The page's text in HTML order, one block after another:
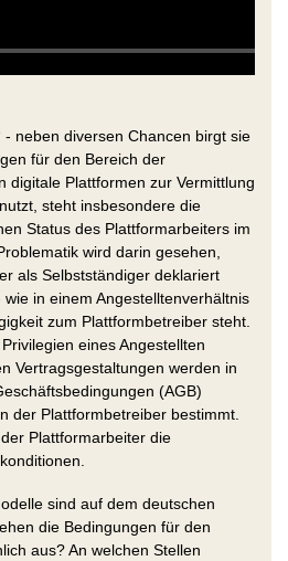
- neben diversen Chancen birgt sie
für den Bereich der
digitale Plattformen zur Vermittlung
steht insbesondere die
Status des Plattformarbeiters im
wird darin gesehen,
als Selbstständiger deklariert
in einem Angestelltenverhältnis
zum Plattformbetreiber steht.
eines Angestellten
Vertragsgestaltungen werden in
(AGB)
der Plattformbetreiber bestimmt.
Plattformarbeiter die
sind auf dem deutschen
die Bedingungen für den
aus? An welchen Stellen